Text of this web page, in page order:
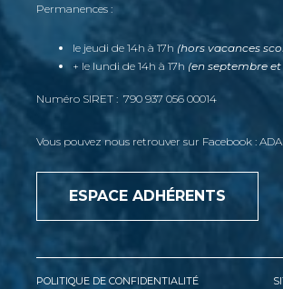
Permanences :
le jeudi de 14h à 17h (hors vacances
+ le lundi de 14h à 17h (en septembre
Numéro SIRET : 790 937 056 00014
Vous pouvez nous retrouver sur Facebook :
ESPACE ADHÉRENTS
POLITIQUE DE CONFIDENTIALITÉ